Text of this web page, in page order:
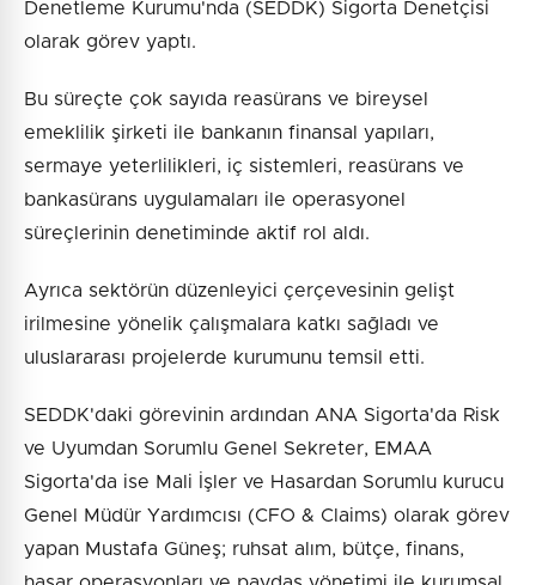
Denetleme Kurumu'nda (SEDDK) Sigorta Denetçisi
olarak görev yaptı.
Bu süreçte çok sayıda reasürans ve bireysel
emeklilik şirketi ile bankanın finansal yapıları,
sermaye yeterlilikleri, iç sistemleri, reasürans ve
bankasürans uygulamaları ile operasyonel
süreçlerinin denetiminde aktif rol aldı.
Ayrıca sektörün düzenleyici çerçevesinin gelişt
irilmesine yönelik çalışmalara katkı sağladı ve
uluslararası projelerde kurumunu temsil etti.
SEDDK'daki görevinin ardından ANA Sigorta'da Risk
ve Uyumdan Sorumlu Genel Sekreter, EMAA
Sigorta'da ise Mali İşler ve Hasardan Sorumlu kurucu
Genel Müdür Yardımcısı (CFO & Claims) olarak görev
yapan Mustafa Güneş; ruhsat alım, bütçe, finans,